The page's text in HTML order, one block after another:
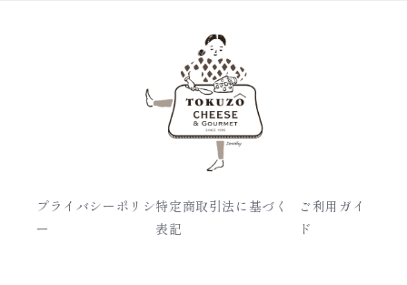
プライバシーポリシ
ー
特定商取引法に基づく
表記
ご利用ガイ
ド